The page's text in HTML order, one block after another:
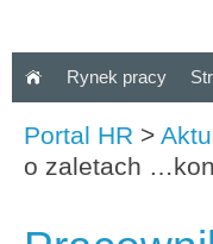
Rynek pracy
Portal HR >
o zaletach